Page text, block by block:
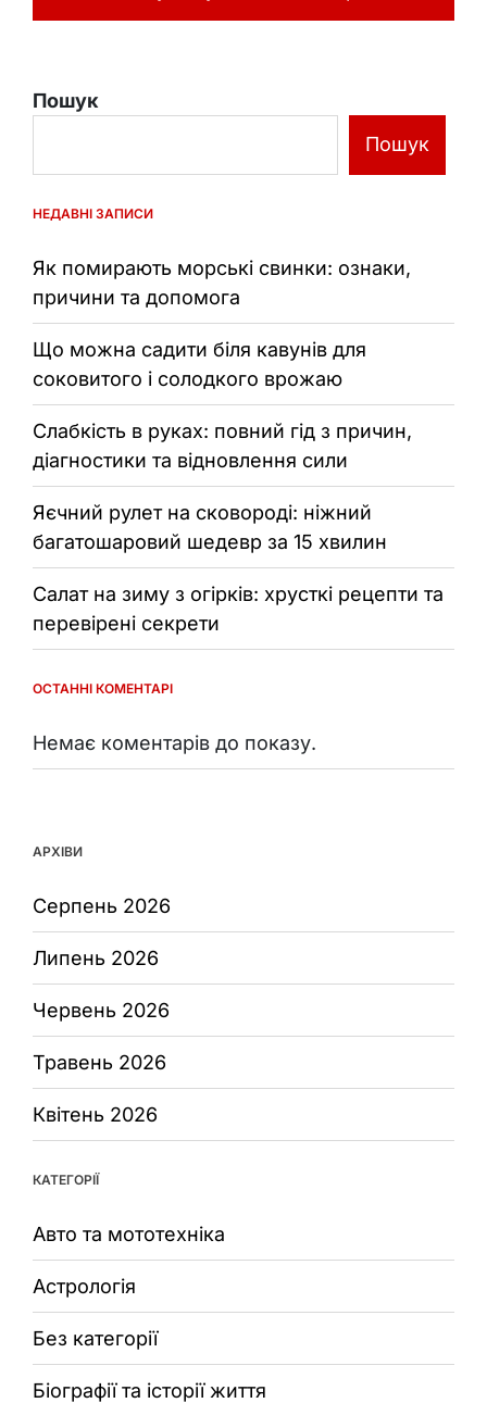
Пошук
Пошук
НЕДАВНІ ЗАПИСИ
Як помирають морські свинки: ознаки,
причини та допомога
Що можна садити біля кавунів для
соковитого і солодкого врожаю
Слабкість в руках: повний гід з причин,
діагностики та відновлення сили
Яєчний рулет на сковороді: ніжний
багатошаровий шедевр за 15 хвилин
Салат на зиму з огірків: хрусткі рецепти та
перевірені секрети
ОСТАННІ КОМЕНТАРІ
Немає коментарів до показу.
АРХІВИ
Серпень 2026
Липень 2026
Червень 2026
Травень 2026
Квітень 2026
КАТЕГОРІЇ
Авто та мототехніка
Астрологія
Без категорії
Біографії та історії життя